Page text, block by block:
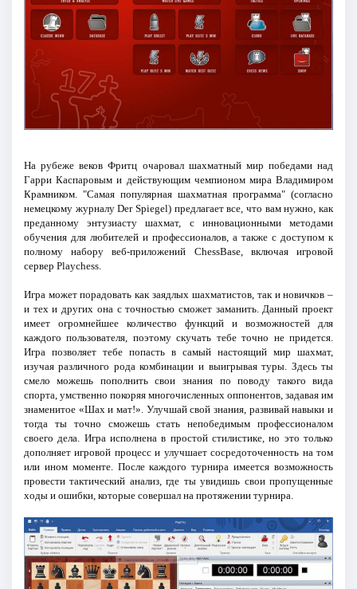
На рубеже веков Фритц очаровал шахматный мир победами над
Гарри Каспаровым и действующим чемпионом мира Владимиром
Крамником. "Самая популярная шахматная программа" (согласно
немецкому журналу Der Spiegel) предлагает все, что вам нужно, как
преданному энтузиасту шахмат, с инновационными методами
обучения для любителей и профессионалов, а также с доступом к
полному набору веб-приложений ChessBase, включая игровой
сервер Playchess.
Игра может порадовать как заядлых шахматистов, так и новичков –
и тех и других она с точностью сможет заманить. Данный проект
имеет огромнейшее количество функций и возможностей для
каждого пользователя, поэтому скучать тебе точно не придется.
Игра позволяет тебе попасть в самый настоящий мир шахмат,
изучая различного рода комбинации и выигрывая туры. Здесь ты
смело можешь пополнить свои знания по поводу такого вида
спорта, умственно покоряя многочисленных оппонентов, задавая им
знаменитое «Шах и мат!». Улучшай свой знания, развивай навыки и
тогда ты точно сможешь стать непобедимым профессионалом
своего дела. Игра исполнена в простой стилистике, но это только
дополняет игровой процесс и улучшает сосредоточенность на том
или ином моменте. После каждого турнира имеется возможность
провести тактический анализ, где ты увидишь свои пропущенные
ходы и ошибки, которые совершал на протяжении турнира.